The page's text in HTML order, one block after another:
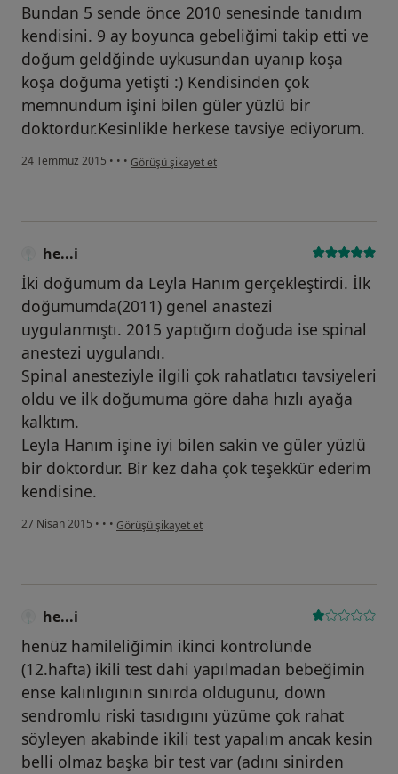
Bundan 5 sende önce 2010 senesinde tanıdım
kendisini. 9 ay boyunca gebeliğimi takip etti ve
doğum geldğinde uykusundan uyanıp koşa
koşa doğuma yetişti :) Kendisinden çok
memnundum işini bilen güler yüzlü bir
doktordur.Kesinlikle herkese tavsiye ediyorum.
24 Temmuz 2015 • • • kullanıcının görüşüne göre he...i
Görüşü şikayet et
he...i
İki doğumum da Leyla Hanım gerçekleştirdi. İlk
doğumumda(2011) genel anastezi
uygulanmıştı. 2015 yaptığım doğuda ise spinal
anestezi uygulandı.
Spinal anesteziyle ilgili çok rahatlatıcı tavsiyeleri
oldu ve ilk doğumuma göre daha hızlı ayağa
kalktım.
Leyla Hanım işine iyi bilen sakin ve güler yüzlü
bir doktordur. Bir kez daha çok teşekkür ederim
kendisine.
27 Nisan 2015 • • • kullanıcının görüşüne göre he...i
Görüşü şikayet et
he...i
henüz hamileliğimin ikinci kontrolünde
(12.hafta) ikili test dahi yapılmadan bebeğimin
ense kalınlıgının sınırda oldugunu, down
sendromlu riski tasıdıgını yüzüme çok rahat
söyleyen akabinde ikili test yapalım ancak kesin
belli olmaz başka bir test var (adını sinirden